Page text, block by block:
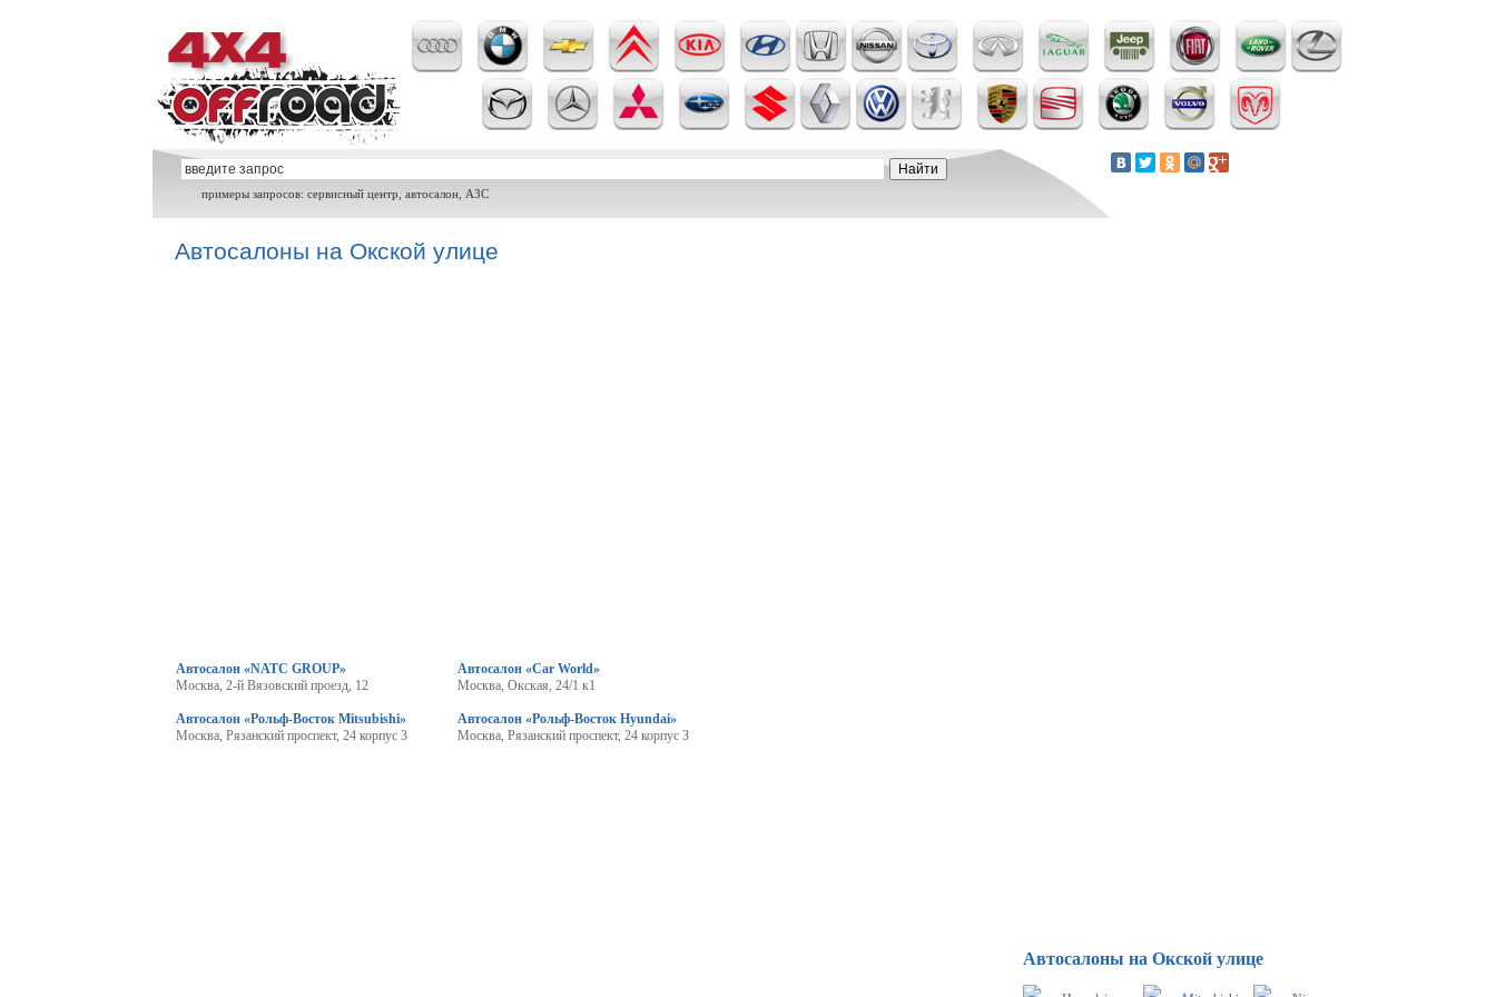
примеры запросов: сервисный центр, автосалон, АЗС
Автосалоны на Окской улице
Автосалон «NATC GROUP»
Москва, 2-й Вязовский проезд, 12
Автосалон «Рольф-Восток Mitsubishi»
Москва, Рязанский проспект, 24 корпус 3
Автосалон «Car World»
Москва, Окская, 24/1 к1
Автосалон «Рольф-Восток Hyundai»
Москва, Рязанский проспект, 24 корпус 3
Автосалоны на Окской улице